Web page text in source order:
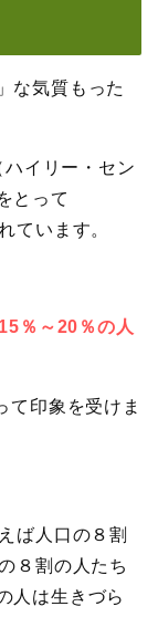
な気質もった
イリー・セン
とって
ています。
％～20％の人
て印象を受けま
ば人口の８割
８割の人たち
人は生きづら